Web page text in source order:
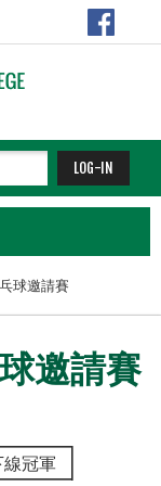
球邀請賽
邀請賽
冠軍